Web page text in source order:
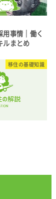
事情｜働く
ルまとめ
移住の基礎知識